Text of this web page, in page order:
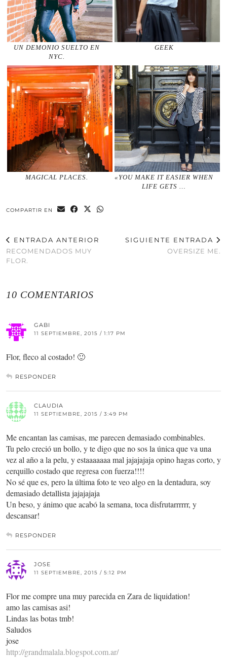
UN DEMONIO SUELTO EN
NYC.
GEEK
MAGICAL PLACES.
«YOU MAKE IT EASIER WHEN
LIFE GETS …
COMPARTIR EN
ENTRADA ANTERIOR
RECOMENDADOS MUY
FLOR.
SIGUIENTE ENTRADA
OVERSIZE ME.
10 COMENTARIOS
GABI
11 SEPTIEMBRE, 2015 / 1:17 PM
Flor, fleco al costado! 🙂
RESPONDER
CLAUDIA
11 SEPTIEMBRE, 2015 / 3:49 PM
Me encantan las camisas, me parecen demasiado combinables.
Tu pelo creció un bollo, y te digo que no sos la única que va una
vez al año a la pelu, y estaaaaaaa mal jajajajaja opino hagas corto, y
cerquillo costado que regresa con fuerza!!!!
No sé que es, pero la última foto te veo algo en la dentadura, soy
demasiado detallista jajajajaja
Un beso, y ánimo que acabó la semana, toca disfrutarrrrrr, y
descansar!
RESPONDER
JOSE
11 SEPTIEMBRE, 2015 / 5:12 PM
Flor me compre una muy parecida en Zara de liquidation!
amo las camisas asi!
Lindas las botas tmb!
Saludos
jose
http://grandmalala.blogspot.com.ar/